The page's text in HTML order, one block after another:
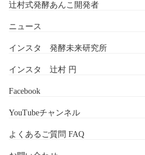
辻村式発酵あんこ開発者
ニュース
インスタ 発酵未来研究所
インスタ 辻村 円
Facebook
YouTubeチャンネル
よくあるご質問 FAQ